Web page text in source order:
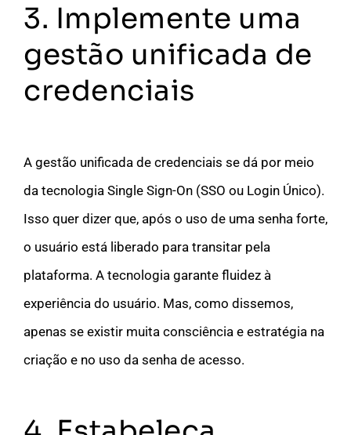
3. Implemente uma
gestão unificada de
credenciais
A gestão unificada de credenciais se dá por meio
da tecnologia Single Sign-On (SSO ou Login Único).
Isso quer dizer que, após o uso de uma senha forte,
o usuário está liberado para transitar pela
plataforma. A tecnologia garante fluidez à
experiência do usuário. Mas, como dissemos,
apenas se existir muita consciência e estratégia na
criação e no uso da senha de acesso.